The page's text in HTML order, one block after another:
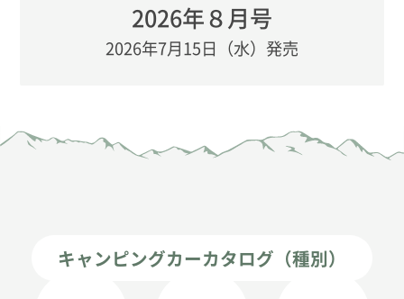
2026年８月号
2026年7月15日（水）発売
キャンピングカーカタログ（種別）